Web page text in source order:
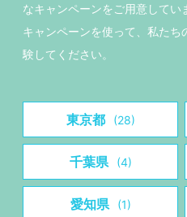
なキャンペーンをご用意してい
キャンペーンを使って、私た
験してください。
東京都 (28)
千葉県 (4)
愛知県 (1)